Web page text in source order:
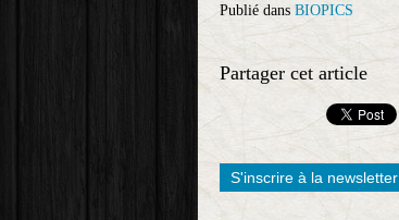
Publié dans BIOPICS
Partager cet article
S'inscrire à la newsletter